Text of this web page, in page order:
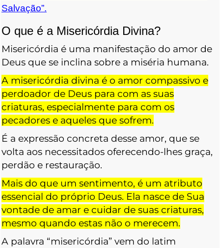
Salvação”.
O que é a Misericórdia Divina?
Misericórdia é uma manifestação do amor de
Deus que se inclina sobre a miséria humana.
A misericórdia divina é o amor compassivo e
perdoador de Deus para com as suas
criaturas, especialmente para com os
pecadores e aqueles que sofrem.
É a expressão concreta desse amor, que se
volta aos necessitados oferecendo-lhes graça,
perdão e restauração.
Mais do que um sentimento, é um atributo
essencial do próprio Deus. Ela nasce de Sua
vontade de amar e cuidar de suas criaturas,
mesmo quando estas não o merecem.
A palavra “misericórdia” vem do latim